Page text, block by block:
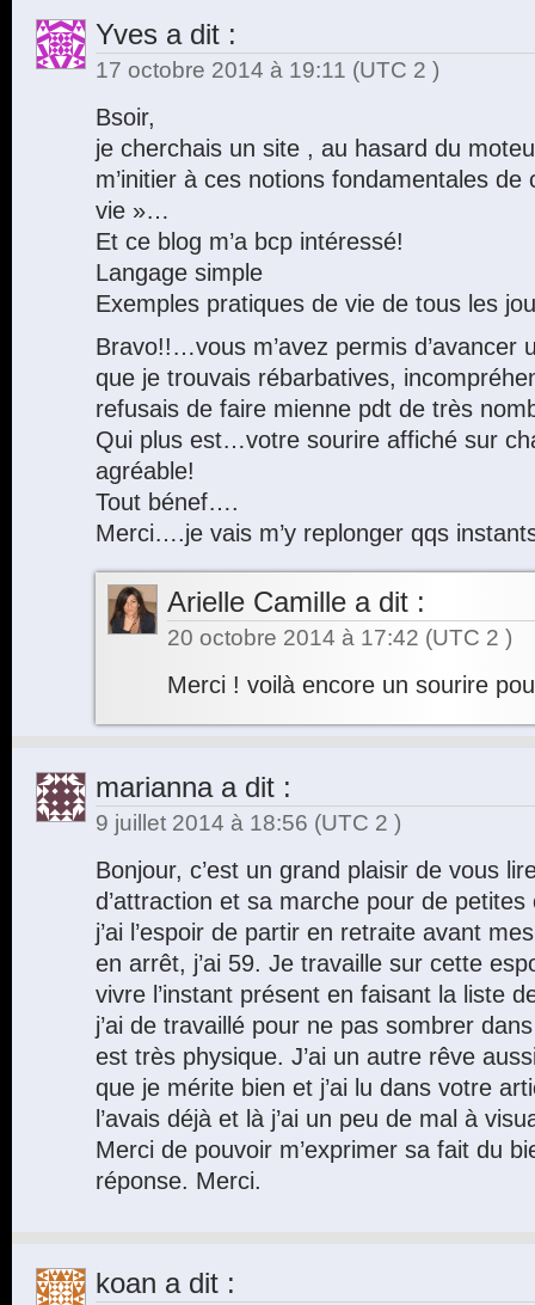
Yves a dit :
17 octobre 2014 à 19:11 (UTC 2 )
Bsoir,
je cherchais un site , au hasard du
m’initier à ces notions fondamentales de
vie »…
Et ce blog m’a bcp intéressé!
Langage simple
Exemples pratiques de vie de tous les
Bravo!!…vous m’avez permis d’avancer
que je trouvais rébarbatives,
refusais de faire mienne pdt de très
Qui plus est…votre sourire affiché sur
agréable!
Tout bénef….
Merci….je vais m’y replonger qqs
Arielle Camille a dit :
20 octobre 2014 à 17:42 (UTC 2 )
Merci ! voilà encore un sourire
mariannaa dit :
9 juillet 2014 à 18:56 (UTC 2 )
Bonjour, c’est un grand plaisir de vous
d’attraction et sa marche pour de
j’ai l’espoir de partir en retraite avant
en arrêt, j’ai 59. Je travaille sur cette
vivre l’instant présent en faisant la liste
j’ai de travaillé pour ne pas sombrer
est très physique. J’ai un autre rêve
que je mérite bien et j’ai lu dans votre
l’avais déjà et là j’ai un peu de mal à
Merci de pouvoir m’exprimer sa fait du
réponse. Merci.
koan a dit :